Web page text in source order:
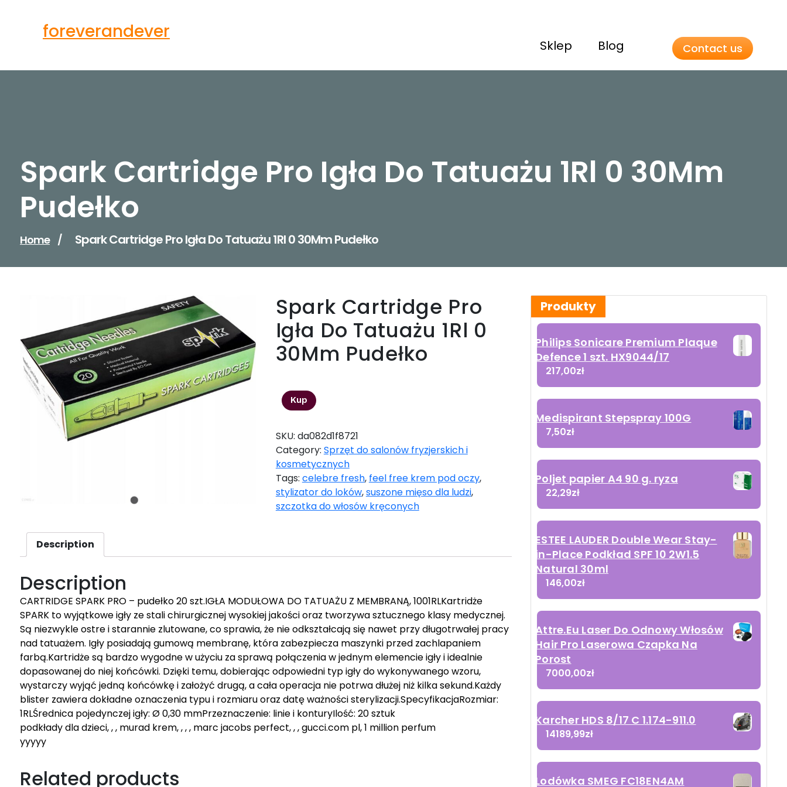
foreverandever
Sklep Blog Contact us
Spark Cartridge Pro Igła Do Tatuażu 1Rl 0 30Mm
Pudełko
Home / Spark Cartridge Pro Igła Do Tatuażu 1Rl 0 30Mm Pudełko
Spark Cartridge Pro
Igła Do Tatuażu 1Rl 0
30Mm Pudełko
Kup
SKU: da082d1f8721
Category: Sprzęt do salonów fryzjerskich i
kosmetycznych
Tags: celebre fresh, feel free krem pod oczy,
stylizator do loków,suszone mięso dla ludzi,
szczotka do włosów kręconych
Description
Description
CARTRIDGE SPARK PRO – pudełko 20 szt.IGŁA MODUŁOWA DO TATUAŻU Z MEMBRANĄ, 1001RLKartridże
SPARK to wyjątkowe igły ze stali chirurgicznej wysokiej jakości oraz tworzywa sztucznego klasy medycznej.
Są niezwykle ostre i starannie zlutowane, co sprawia, że nie odkształcają się nawet przy długotrwałej pracy
nad tatuażem. Igły posiadają gumową membranę, która zabezpiecza maszynki przed zachlapaniem
farbą.Kartridże są bardzo wygodne w użyciu za sprawą połączenia w jednym elemencie igły i idealnie
dopasowanej do niej końcówki. Dzięki temu, dobierając odpowiedni typ igły do wykonywanego wzoru,
wystarczy wyjąć jedną końcówkę i założyć drugą, a cała operacja nie potrwa dłużej niż kilka sekund.Każdy
blister zawiera dokładne oznaczenia typu i rozmiaru oraz datę ważności sterylizacji.SpecyfikacjaRozmiar:
1RLŚrednica pojedynczej igły: Ø 0,30 mmPrzeznaczenie: linie i konturyIlość: 20 sztuk
podkłady dla dzieci, , , murad krem, , , , marc jacobs perfect, , , gucci.com pl, 1 million perfum
yyyyy
Related products
Produkty
Philips Sonicare Premium Plaque
Defence 1 szt. HX9044/17
217,00zł
Medispirant Stepspray 100G
7,50zł
Poljet papier A4 90 g. ryza
22,29zł
ESTEE LAUDER Double Wear Stay-
in-Place Podkład SPF 10 2W1.5
Natural 30ml
146,00zł
Attre.Eu Laser Do Odnowy Włosów
Hair Pro Laserowa Czapka Na
Porost
7000,00zł
Karcher HDS 8/17 C 1.174-911.0
14189,99zł
Lodówka SMEG FC18EN4AM